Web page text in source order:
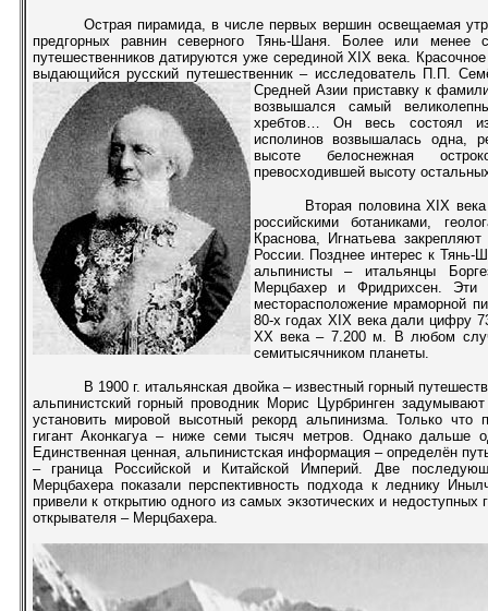
Острая пирамида, в числе первых вершин освещаемая
предгорных равнин северного Тянь-Шаня. Более или менее
путешественников датируются уже серединой Х IХ века.
выдающийся русский путешественник – исследователь П.П.
Средней Азии приставку к
возвышался самый
хребтов… Он весь состоял
исполинов возвышалась одна,
высоте белоснежная
превосходившей высоту
Вторая половина Х IХ
российскими ботаниками,
Краснова, Игнатьева
России. Позднее интерес к Тянь-
альпинисты – итальянцы
Мерцбахер и Фридрихсен. Эти
месторасположение мраморной
80-х годах ХI Х века дали цифру
ХХ века – 7.200 м. В любом
семитысячником планеты.
В 1900 г. итальянская двойка – известный горный
альпинистский горный проводник Морис Цурбринген
установить мировой высотный рекорд альпинизма. Только что
гигант Аконкагуа – ниже семи тысяч метров. Однако дальше
Единственная ценная, альпинистская информация – определён
– граница Российской и Китайской Империй. Две
Мерцбахера показали перспективность подхода к леднику
привели к открытию одного из самых экзотических и
открывателя – Мерцбахера.